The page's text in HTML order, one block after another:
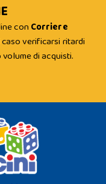
con Corriere
verificarsi ritardi
di acquisti.